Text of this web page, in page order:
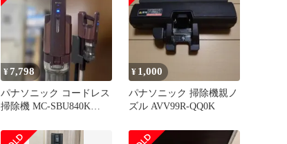
¥7,798
パナソニック コードレス
掃除機 MC-SBU840K
¥ 1,000
パナソニック 掃除機親ノ
ズル AVV99R-QQ0K